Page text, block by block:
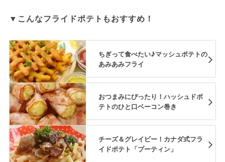
▼こんなフライドポテトもおすすめ！
ちぎって食べたい♪マッシュポテトの
あみあみフライ
おつまみにぴったり！ハッシュドポ
テトのひと口ベーコン巻き
チーズ＆グレイビー！カナダ式フラ
イドポテト「プーティン」